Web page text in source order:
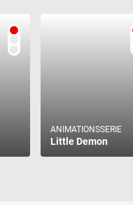
ANIMATIONSSERIE
Little Demon